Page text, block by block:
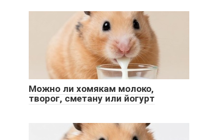
Можно ли хомякам молоко,
творог, сметану или йогурт